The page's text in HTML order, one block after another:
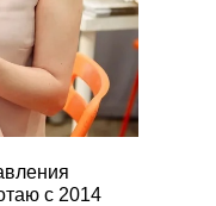
с 2014